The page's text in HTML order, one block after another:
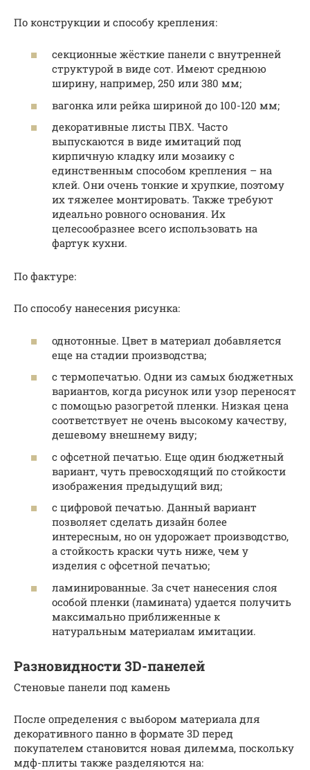
По конструкции и способу крепления:
секционные жёсткие панели с внутренней
структурой в виде сот. Имеют среднюю
ширину, например, 250 или 380 мм;
вагонка или рейка шириной до 100-120 мм;
декоративные листы ПВХ. Часто
выпускаются в виде имитаций под
кирпичную кладку или мозаику с
единственным способом крепления – на
клей. Они очень тонкие и хрупкие, поэтому
их тяжелее монтировать. Также требуют
идеально ровного основания. Их
целесообразнее всего использовать на
фартук кухни.
По фактуре:
По способу нанесения рисунка:
однотонные. Цвет в материал добавляется
еще на стадии производства;
с термопечатью. Одни из самых бюджетных
вариантов, когда рисунок или узор переносят
с помощью разогретой пленки. Низкая цена
соответствует не очень высокому качеству,
дешевому внешнему виду;
с офсетной печатью. Еще один бюджетный
вариант, чуть превосходящий по стойкости
изображения предыдущий вид;
с цифровой печатью. Данный вариант
позволяет сделать дизайн более
интересным, но он удорожает производство,
а стойкость краски чуть ниже, чем у
изделия с офсетной печатью;
ламинированные. За счет нанесения слоя
особой пленки (ламината) удается получить
максимально приближенные к
натуральным материалам имитации.
Разновидности 3D-панелей
Стеновые панели под камень
После определения с выбором материала для
декоративного панно в формате 3D перед
покупателем становится новая дилемма, поскольку
мдф-плиты также разделяются на: